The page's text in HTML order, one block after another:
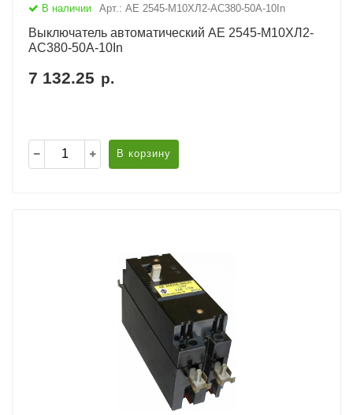
В наличии Арт.: АЕ 2545-М10ХЛ2-AC380-50А-10In
Выключатель автоматический АЕ 2545-М10ХЛ2-
AC380-50А-10In
7 132.25 р.
В корзину